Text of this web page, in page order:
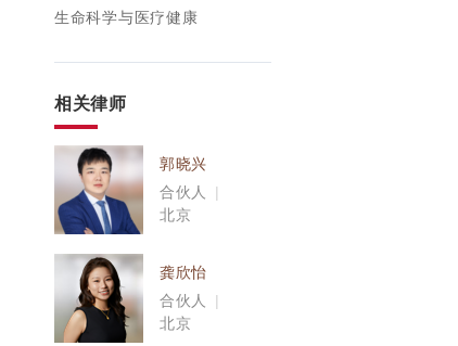
生命科学与医疗健康
相关律师
郭晓兴
合伙人
|
北京
龚欣怡
合伙人
|
北京